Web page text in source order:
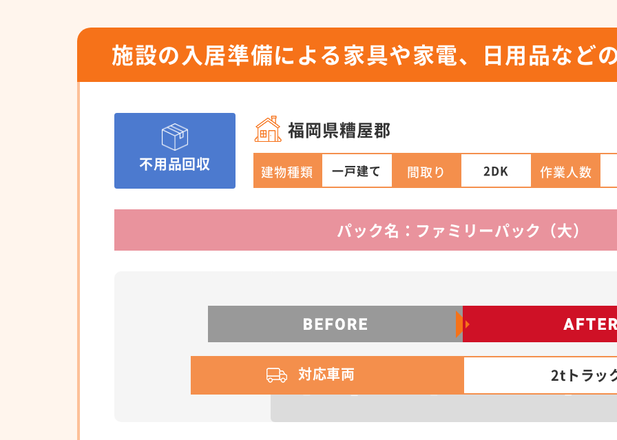
施設の入居準備による家具や家電、日用品など
不用品回収
福岡県糟屋郡
建物種類 一戸建て 間取り 2DK 作業人数
パック名：ファミリーパック（大）
対応車両 2tトラッ